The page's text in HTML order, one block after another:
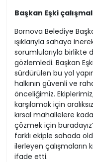
Başkan Eşki
Bornova Belediye
ışıklarıyla sahaya
sorumlularıyla birlikte
gözlemledi. Başkan
sürdürülen bu yol
halkının güvenli ve
önceliğimiz.
karşılamak için
kırsal mahallelere
çözmek için
farklı ekiple sahada
ilerleyen çalışmaların
ifade etti.